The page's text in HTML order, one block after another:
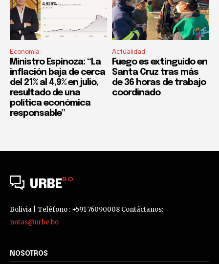
Economía
Ministro Espinoza: “La
inflación baja de cerca
del 21% al 4,9% en julio,
resultado de una
política económica
responsable”
Actualidad
Fuego es extinguido en
Santa Cruz tras más
de 36 horas de trabajo
coordinado
URBEBO
Bolivia | Teléfono : +591 76090008 Contáctanos:
notas@urbe.bo
NOSOTROS